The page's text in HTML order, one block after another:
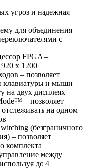
угроз и надежная
для объединения
с
FPGA –
x 1200
– позволяет
клавиатуры и мыши
на двух дисплеях
– позволяет
на одном
(безграничного
– позволяет
комплекта
между
до 4